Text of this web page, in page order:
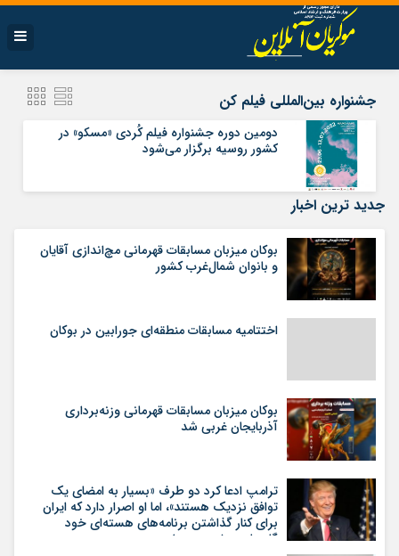
جشنواره بین‌المللی فیلم کن
دومین دوره جشنواره فیلم کُردی «مسکو» در
کشور روسیه برگزار می‌شود
جدید ترین اخبار
بوکان میزبان مسابقات قهرمانی مچ‌اندازی آقایان
و بانوان شمال‌غرب کشور
اختتامیه مسابقات منطقه‌ای جورابین در بوکان
بوکان میزبان مسابقات قهرمانی وزنه‌برداری
آذربایجان غربی شد
ترامپ ادعا کرد دو طرف «بسیار به امضای یک
توافق نزدیک هستند»، اما او اصرار دارد که ایران
برای کنار گذاشتن برنامه‌های هسته‌ای خود
گام‌های بیشتری بردارد